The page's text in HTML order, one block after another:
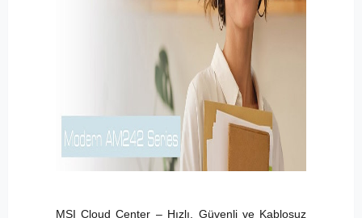
MSI Cloud Center – Hızlı, Güvenli ve Kablosuz